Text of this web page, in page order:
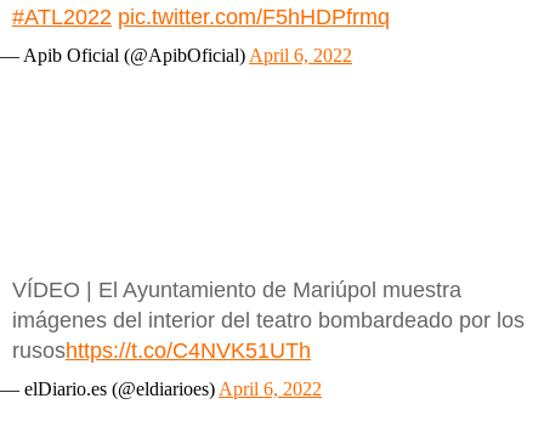
#ATL2022 pic.twitter.com/F5hHDPfrmq
— Apib Oficial (@ApibOficial) April 6, 2022
VÍDEO | El Ayuntamiento de Mariúpol muestra
imágenes del interior del teatro bombardeado por los
rusoshttps://t.co/C4NVK51UTh
— elDiario.es (@eldiarioes) April 6, 2022